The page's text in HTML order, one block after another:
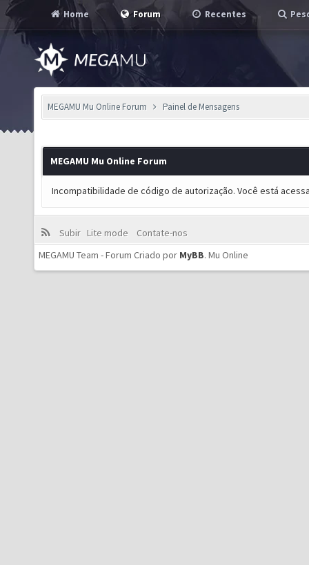
Home Forum Recentes
MEGAMU Mu Online Forum Painel de Mensagens
MEGAMU Mu Online Forum
Incompatibilidade de código de autorização. Você está
Subir Lite mode
Contate-nos
MEGAMU Team - Forum Criado por MyBB. Mu Online